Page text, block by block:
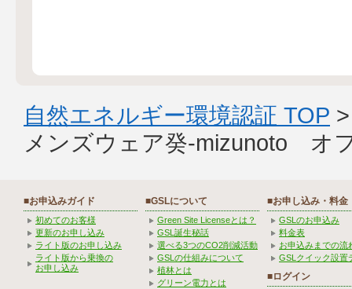
自然エネルギー環境認証 TOP
メンズウェア癸-mizunoto オ
■お申込みガイド
初めてのお客様
更新のお申し込み
ライト版のお申し込み
ライト版から乗換の
お申し込み
■GSLについて
Green Site Licenseとは？
GSL誕生秘話
選べる3つのCO2削減活動
GSLの仕組みについて
植林とは
グリーン電力とは
■お申し込み・料金
GSLのお申込み
料金表
お申込みまでの流
GSLクイック設置
■ログイン